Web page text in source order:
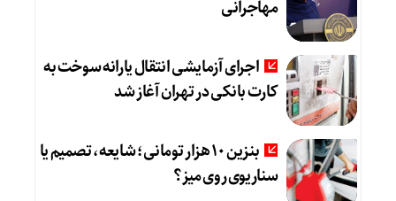
مهاجرانی
اجرای آزمایشی انتقال یارانه سوخت به
کارت بانکی در تهران آغاز شد
بنزین ۱۰ هزار تومانی؛ شایعه، تصمیم یا
سناریوی روی میز؟